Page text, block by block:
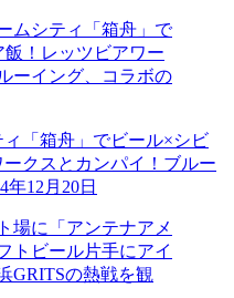
ィ「箱舟」でビール×シビ
クスとカンパイ！ブルー
年12月20日